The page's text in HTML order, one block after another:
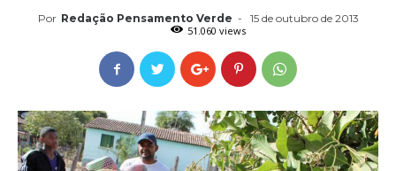
Por Redação Pensamento Verde -
15 de outubro de 2013
51.060 views